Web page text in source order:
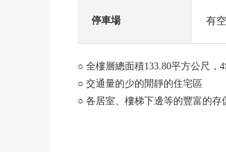
停車場 有
○ 全樓層總面積133.80平方公尺，
○ 交通量的少的閒靜的住宅區
○ 各居室、樓梯下邊等的豐富的存